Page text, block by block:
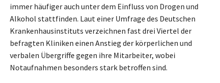
immer häufiger auch unter dem Einfluss von Drogen und
Alkohol stattfinden. Laut einer Umfrage des Deutschen
Krankenhausinstituts verzeichnen fast drei Viertel der
befragten Kliniken einen Anstieg der körperlichen und
verbalen Übergriffe gegen ihre Mitarbeiter, wobei
Notaufnahmen besonders stark betroffen sind.